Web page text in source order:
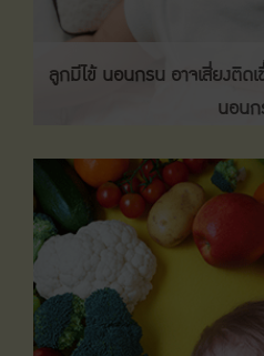
ลูกมีไข้ นอนกรน อาจเสี่ยงติดเ
นอน